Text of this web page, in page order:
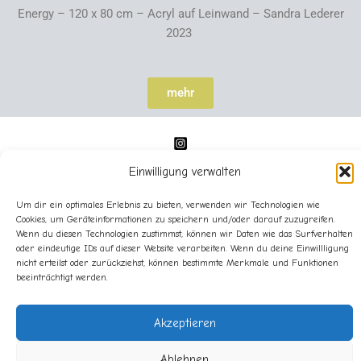
Einwilligung verwalten
Um dir ein optimales Erlebnis zu bieten, verwenden wir Technologien wie
Cookies, um Geräteinformationen zu speichern und/oder darauf zuzugreifen.
Wenn du diesen Technologien zustimmst, können wir Daten wie das Surfverhalten
oder eindeutige IDs auf dieser Website verarbeiten. Wenn du deine Einwillligung
nicht erteilst oder zurückziehst, können bestimmte Merkmale und Funktionen
beeinträchtigt werden.
Akzeptieren
Energy – 120 x 80 cm – Acryl auf Leinwand – Sandra Lederer
2023
mehr
Impressum